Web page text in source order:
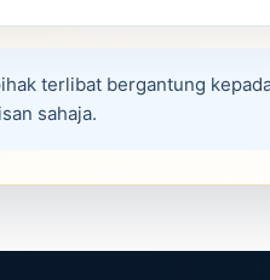
terlibat bergantung
sahaja.